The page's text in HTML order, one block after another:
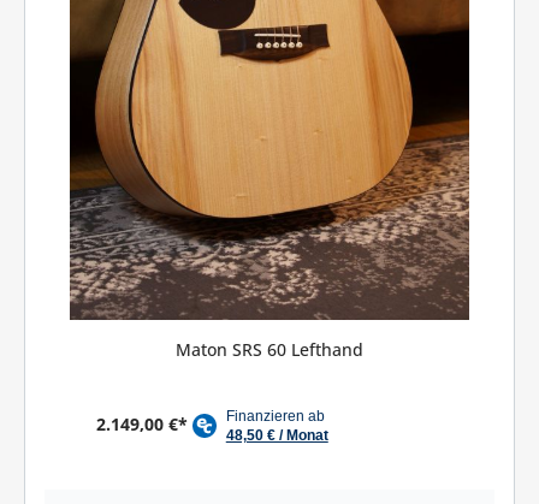
Maton SRS 60 Lefthand
2.149,00 €*